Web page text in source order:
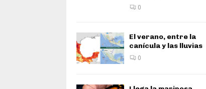
0
El verano, entre la
canícula y las lluvias
0